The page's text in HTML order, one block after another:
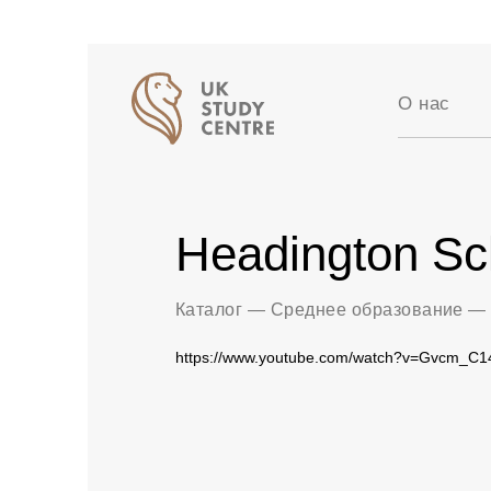
О нас
Вакансии
Блог
Headington
Каталог — Среднее образование —
https://www.youtube.com/